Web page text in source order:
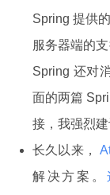
Spring 提供
服务器端的
Spring 还对
面的两篇
接，我强烈建
长久以来，
解决方案。